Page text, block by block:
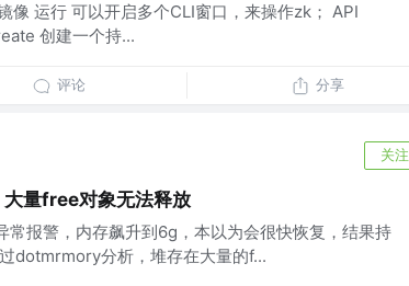
像 运行 可以开启多个CLI窗口，来操作zk； API
创建一个持...
评论 分享
关注
量free对象无法释放
报警，内存飙升到6g，本以为会很快恢复，结果持
dotmrmory分析，堆存在大量的f...